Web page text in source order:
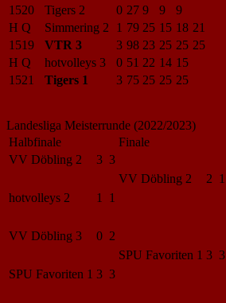
1520
Tigers 2 0 27 9 9
9
H Q
Simmering 2 1 79 25 15 18 21
1519
VTR 3 3 98 23 25 25 25
H Q
hotvolleys 3 0 51 22 14 15
1521
Tigers 1 3 75 25 25 25
Landesliga Meisterrunde (2022/2023)
Halbfinale
Finale
VV Döbling 2
3 3
VV Döbling 2
2 1
hotvolleys 2
1 1
VV Döbling 3
0 2
SPU Favoriten 1 3 3
SPU Favoriten 1 3 3